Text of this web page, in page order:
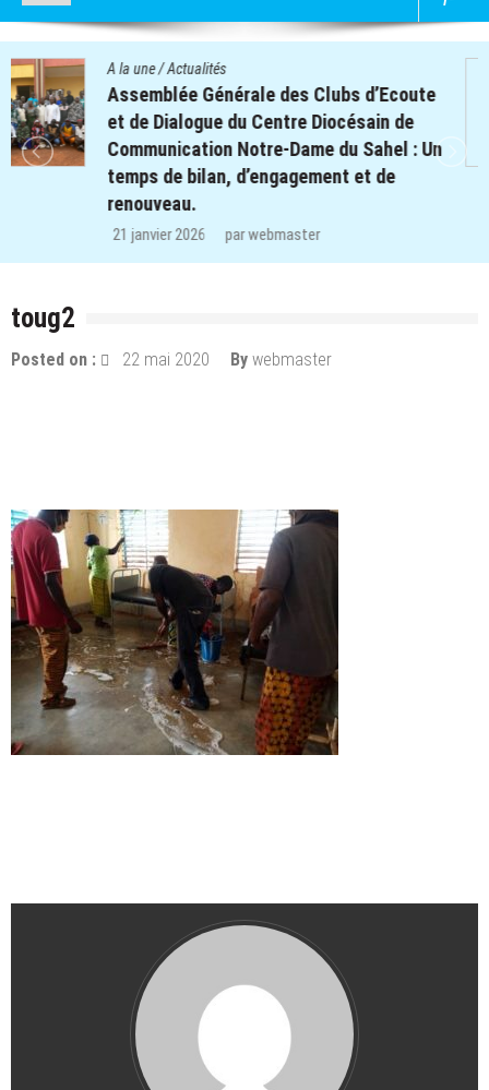
A la une/Actualités
Quatre cent soixante-deux (462) enfants
des clubs d’écoute du projet REPERE
retrouvent le chemin de l’école dans les
régions de Koulsé et de Yaadga.
29 décembre 2025
toug2
Posted on : 22 mai 2020 By webmaster